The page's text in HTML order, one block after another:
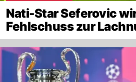
Nati-Star Seferovic
Fehlschuss zur